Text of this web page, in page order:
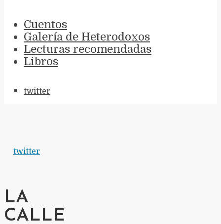
Cuentos
Galería de Heterodoxos
Lecturas recomendadas
Libros
twitter
twitter
LA
CALLE